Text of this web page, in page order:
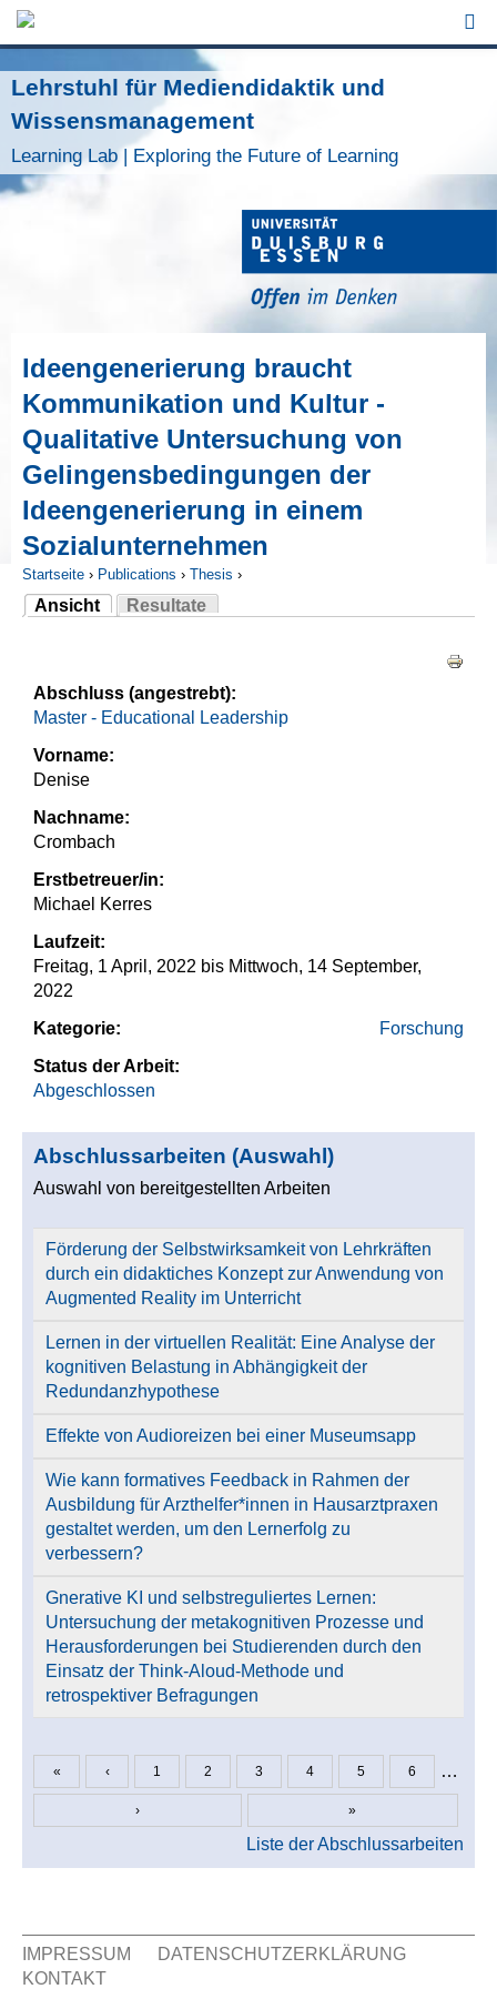
Jump to Navigation
Lehrstuhl für Mediendidaktik und
Wissensmanagement
Learning Lab | Exploring the Future of Learning
Ideengenerierung braucht
Kommunikation und Kultur -
Qualitative Untersuchung von
Gelingensbedingungen der
Ideengenerierung in einem
Sozialunternehmen
Sie sind hier
Startseite › Publications › Thesis ›
Ansicht
(aktiver Reiter)
Resultate
Abschluss (angestrebt):
Master - Educational Leadership
Vorname:
Denise
Nachname:
Crombach
Erstbetreuer/in:
Michael Kerres
Laufzeit:
Freitag, 1 April, 2022 bis Mittwoch, 14 September,
2022
Kategorie:
Forschung
Status der Arbeit:
Abgeschlossen
Abschlussarbeiten (Auswahl)
Auswahl von bereitgestellten Arbeiten
Förderung der Selbstwirksamkeit von Lehrkräften
durch ein didaktiches Konzept zur Anwendung von
Augmented Reality im Unterricht
Lernen in der virtuellen Realität: Eine Analyse der
kognitiven Belastung in Abhängigkeit der
Redundanzhypothese
Effekte von Audioreizen bei einer Museumsapp
Wie kann formatives Feedback in Rahmen der
Ausbildung für Arzthelfer*innen in Hausarztpraxen
gestaltet werden, um den Lernerfolg zu
verbessern?
Gnerative KI und selbstreguliertes Lernen:
Untersuchung der metakognitiven Prozesse und
Herausforderungen bei Studierenden durch den
Einsatz der Think-Aloud-Methode und
retrospektiver Befragungen
Seiten
« ‹ 1 2 3 4 5 6 …
› »
Liste der Abschlussarbeiten
IMPRESSUM
DATENSCHUTZERKLÄRUNG
KONTAKT